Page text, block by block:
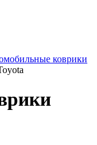
коврики